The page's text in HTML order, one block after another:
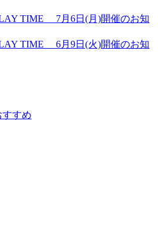
TIME 7月6日(月)開催のお知
TIME 6月9日(火)開催のお知
すめ